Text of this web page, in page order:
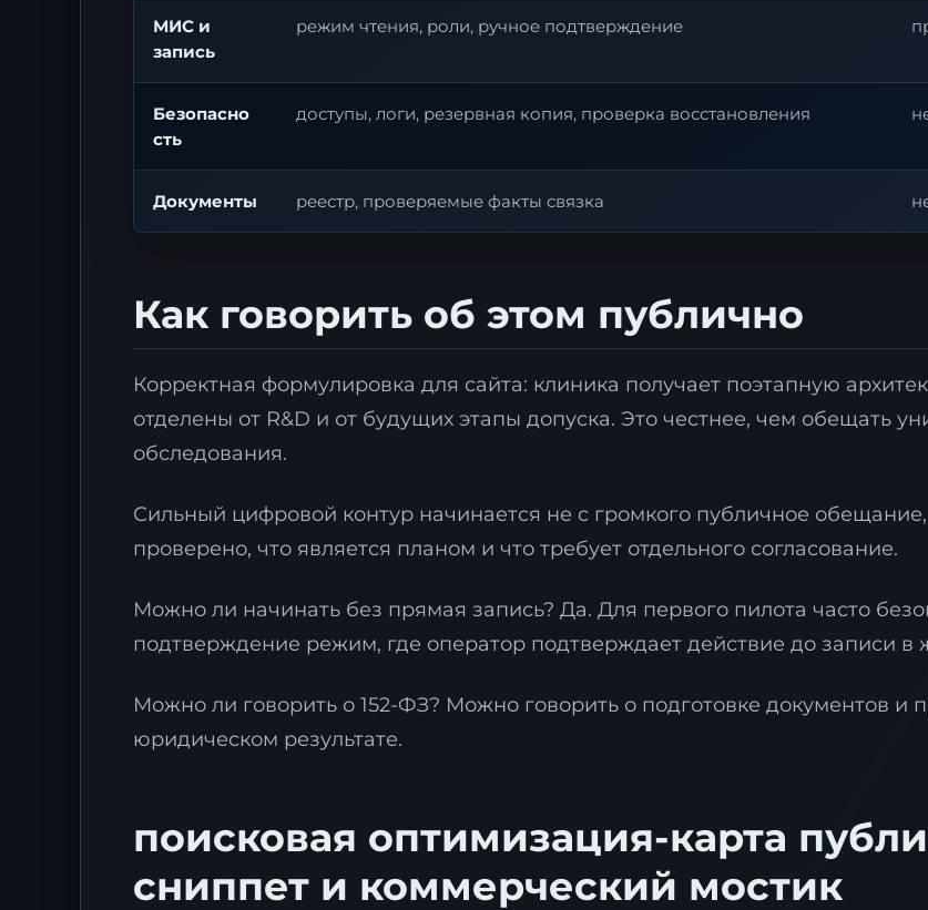
МИС и
запись
режим чтения, роли, ручное подтверждение
Безопасно
сть
доступы, логи, резервная копия, проверка восстановления
Документы реестр, проверяемые факты связка
Как говорить об этом публично
Корректная формулировка для сайта: клиника получает поэтапную
отделены от R&D и от будущих этапы допуска. Это честнее, чем обещать
обследования.
Сильный цифровой контур начинается не с громкого публичное
проверено, что является планом и что требует отдельного согласование.
Можно ли начинать без прямая запись? Да. Для первого пилота часто
подтверждение режим, где оператор подтверждает действие до записи в
Можно ли говорить о 152-ФЗ? Можно говорить о подготовке документов и
юридическом результате.
поисковая оптимизация-карта
сниппет и коммерческий мостик
Заявка на стратегию
цифровизации
Оставьте контакты, и наш эксперт
для подготовки индивидуального плана